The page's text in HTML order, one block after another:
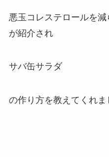
悪玉コレステロールを
が紹介され
サバ缶サラダ
の作り方を教えてくれま